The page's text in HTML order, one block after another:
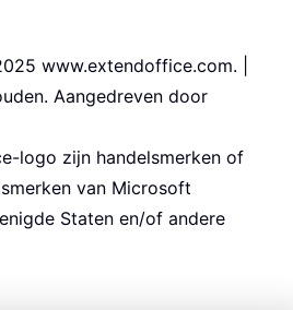
www.extendoffice.com. |
Aangedreven door
logo zijn handelsmerken of
van Microsoft
Staten en/of andere